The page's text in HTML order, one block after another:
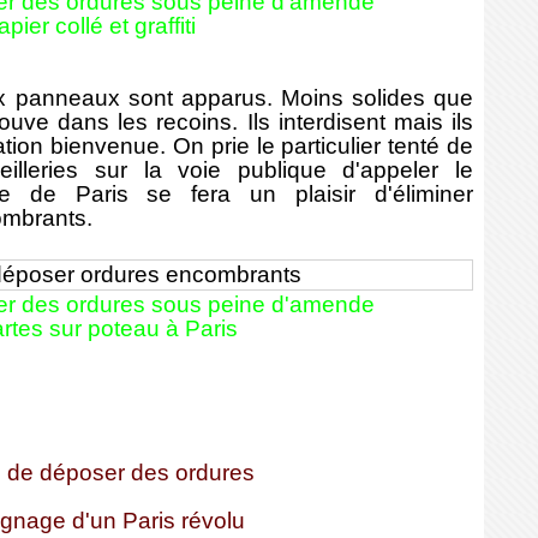
collé et graffiti
sont apparus. Moins solides que
dans les recoins. Ils interdisent mais ils
bienvenue. On prie le particulier tenté de
sur la voie publique d'appeler le
de Paris se fera un plaisir d'éliminer
des ordures sous peine d'amende
sur poteau à Paris
déposer des ordures
d'un Paris révolu